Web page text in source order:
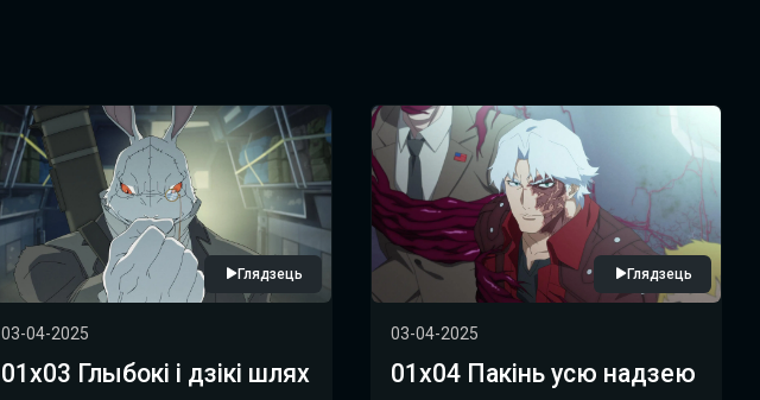
Глядзець
03-04-2025
01х03 Глыбокі і дзікі шлях
Глядзець
03-04-2025
01х04 Пакінь усю надзею